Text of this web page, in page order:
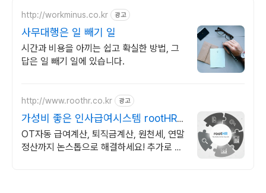
http://workminus.co.kr 광고
사무대행은 일 빼기 일
시간과 비용을 아끼는 쉽고 확실한 방법, 그
답은 일 빼기 일에 있습니다.
http://www.roothr.co.kr 광고
가성비 좋은 인사급여시스템 rootHR
올인원HR플랫폼
OT자동 급여계산, 퇴직금계산, 원천세, 연말
정산까지 논스톱으로 해결하세요! 추가로 인